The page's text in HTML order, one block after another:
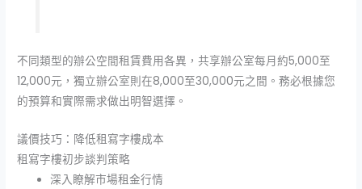
不同類型的辦公空間租賃費用各異，共享辦公室每月約5,000至
12,000元，獨立辦公室則在8,000至30,000元之間。務必根據您
的預算和實際需求做出明智選擇。
議價技巧：降低租寫字樓成本
租寫字樓初步談判策略
深入瞭解市場租金行情